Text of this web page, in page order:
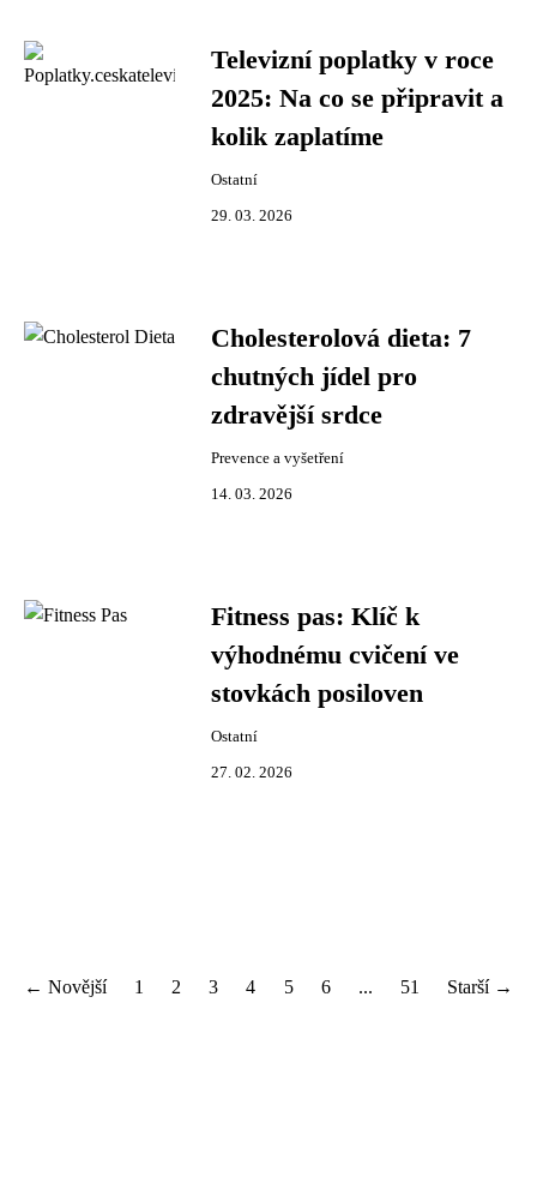
Televizní poplatky v roce
2025: Na co se připravit a
kolik zaplatíme
Ostatní
29. 03. 2026
Cholesterolová dieta: 7
chutných jídel pro
zdravější srdce
Prevence a vyšetření
14. 03. 2026
Fitness pas: Klíč k
výhodnému cvičení ve
stovkách posiloven
Ostatní
27. 02. 2026
← Novější 1 2 3 4 5 6 ... 51 Starší →